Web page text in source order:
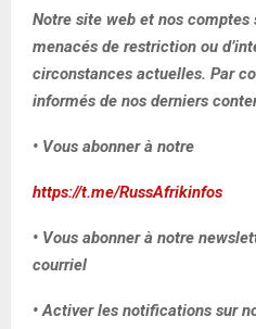
Notre site web et nos comptes
menacés de restriction ou
circonstances actuelles. Par
informés de nos derniers
• Vous abonner à notre
https://t.me/RussAfrikinfos
• Vous abonner à notre
courriel
• Activer les notifications sur